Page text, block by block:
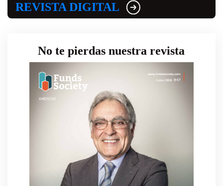
REVISTA DIGITAL
No te pierdas nuestra revista